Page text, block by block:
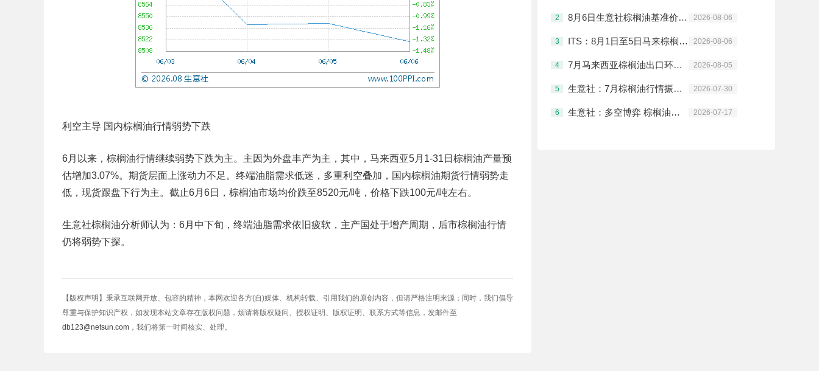
利空主导 国内棕榈油行情弱势下跌
6月以来，棕榈油行情继续弱势下跌为主。主因为外盘丰产为主，其中，马来西亚5月1-31日棕榈油产量预
估增加3.07%。期货层面上涨动力不足。终端油脂需求低迷，多重利空叠加，国内棕榈油期货行情弱势走
低，现货跟盘下行为主。截止6月6日，棕榈油市场均价跌至8520元/吨，价格下跌100元/吨左右。
生意社棕榈油分析师认为：6月中下旬，终端油脂需求依旧疲软，主产国处于增产周期，后市棕榈油行情
仍将弱势下探。
【版权声明】秉承互联网开放、包容的精神，本网欢迎各方(自)媒体、机构转载、引用我们的原创内容，但请严格注明来源；同时，我们倡导
尊重与保护知识产权，如发现本站文章存在版权问题，烦请将版权疑问、授权证明、版权证明、联系方式等信息，发邮件至
db123@netsun.com ，我们将第一时间核实、处理。
2 8月6日生意社棕榈油基准价为9282.00元/吨 2026-08-06
3 ITS：8月1日至5日马来棕榈油出口环比降低42.8% 2026-08-06
4 7月马来西亚棕榈油出口环比增长12.1%至19.5% 2026-08-05
5 生意社：7月棕榈油行情振荡上涨 2026-07-30
6 生意社：多空博弈 棕榈油行情涨跌互现 2026-07-17